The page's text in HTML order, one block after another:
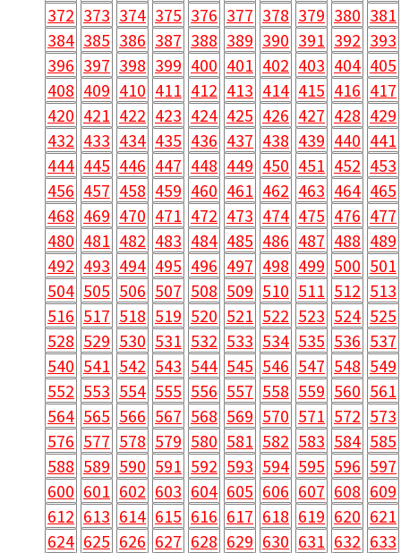
372 373 374 375 376 377 378 379 380 381
384 385 386 387 388 389 390 391 392 393
396 397 398 399 400 401 402 403 404 405
408 409 410 411 412 413 414 415 416 417
420 421 422 423 424 425 426 427 428 429
432 433 434 435 436 437 438 439 440 441
444 445 446 447 448 449 450 451 452 453
456 457 458 459 460 461 462 463 464 465
468 469 470 471 472 473 474 475 476 477
480 481 482 483 484 485 486 487 488 489
492 493 494 495 496 497 498 499 500 501
504 505 506 507 508 509 510 511 512 513
516 517 518 519 520 521 522 523 524 525
528 529 530 531 532 533 534 535 536 537
540 541 542 543 544 545 546 547 548 549
552 553 554 555 556 557 558 559 560 561
564 565 566 567 568 569 570 571 572 573
576 577 578 579 580 581 582 583 584 585
588 589 590 591 592 593 594 595 596 597
600 601 602 603 604 605 606 607 608 609
612 613 614 615 616 617 618 619 620 621
624 625 626 627 628 629 630 631 632 633